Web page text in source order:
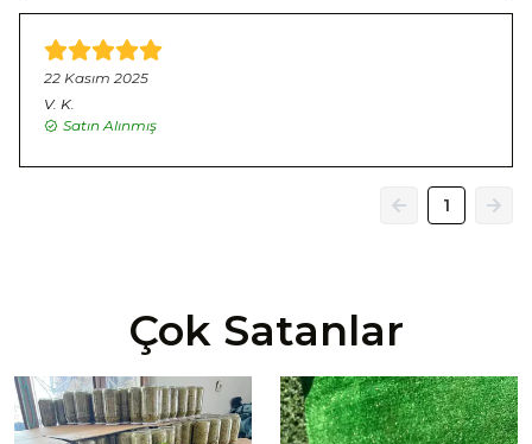
22 Kasım 2025
V. K.
Satın Alınmış
1
Çok Satanlar